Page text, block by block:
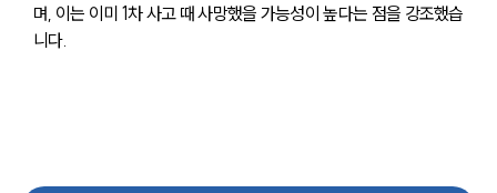
며, 이는 이미 1차 사고 때 사망했을 가능성이 높다는 점을 강조했습
니다.